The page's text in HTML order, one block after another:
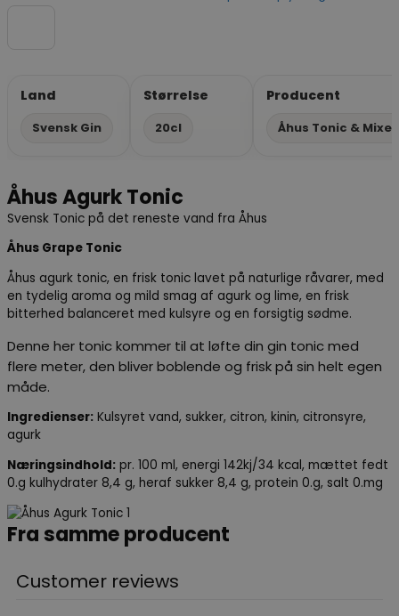
Land
Svensk Gin
Størrelse
20cl
Producent
Åhus Tonic &
Åhus Agurk Tonic
Svensk Tonic på det reneste vand fra Åhus
Åhus Grape Tonic
Åhus agurk tonic, en frisk tonic lavet på naturlige råvarer, med
en tydelig aroma og mild smag af agurk og lime, en frisk
bitterhed balanceret med kulsyre og en forsigtig sødme.
Denne her tonic kommer til at løfte din gin tonic med
flere meter, den bliver boblende og frisk på sin helt egen
måde.
Ingredienser: Kulsyret vand, sukker, citron, kinin, citronsyre,
agurk
Næringsindhold: pr. 100 ml, energi 142kj/34 kcal, mættet fedt
0.g kulhydrater 8,4 g, heraf sukker 8,4 g, protein 0.g, salt 0.mg
Fra samme producent
Customer reviews